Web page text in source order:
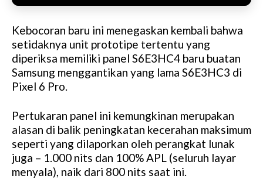
Kebocoran baru ini menegaskan kembali bahwa
setidaknya unit prototipe tertentu yang
diperiksa memiliki panel S6E3HC4 baru buatan
Samsung menggantikan yang lama S6E3HC3 di
Pixel 6 Pro.
Pertukaran panel ini kemungkinan merupakan
alasan di balik peningkatan kecerahan maksimum
seperti yang dilaporkan oleh perangkat lunak
juga – 1.000 nits dan 100% APL (seluruh layar
menyala), naik dari 800 nits saat ini.